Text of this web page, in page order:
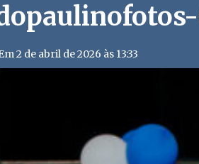
2 de abril de 2026 às 13:33